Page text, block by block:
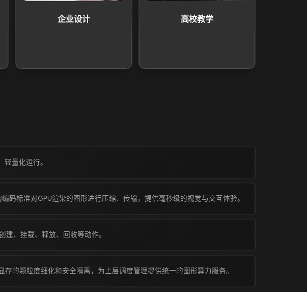
企业设计 高校教学
量化运行。
码标准对GPU渲染的图形进行压缩、传输，提供毫秒级的视觉与交互体验。
、挂载、释放、回收等动作。
存的颗粒度细化和安全隔离，为上层调度管理提供统一的图形算力服务。